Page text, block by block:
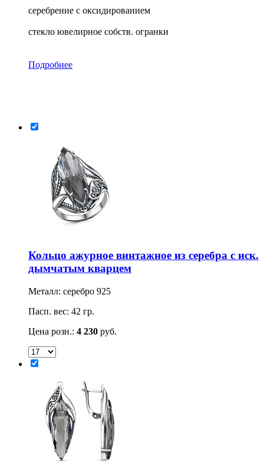
серебрение с оксидированием
стекло ювелирное собств. огранки
Подробнее
Кольцо ажурное винтажное из серебра с иск.
дымчатым кварцем
Металл: серебро 925
Пасп. вес: 42 гр.
Цена розн.: 4 230 руб.